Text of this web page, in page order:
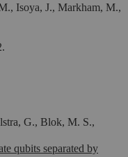
Isoya, J., Markham, M.,
G., Blok, M. S.,
qubits separated by